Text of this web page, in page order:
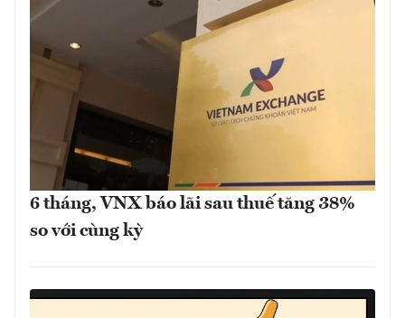
6 tháng, VNX báo lãi sau thuế tăng 38%
so với cùng kỳ